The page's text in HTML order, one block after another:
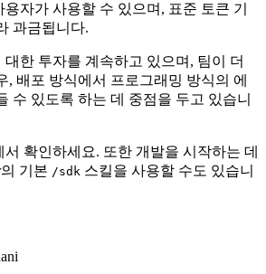
자가 사용할 수 있으며, 표준 토큰 기
과금됩니다.
대한 투자를 계속하고 있으며, 팀이 더
, 배포 방식에서 프로그래밍 방식의 에
수 있도록 하는 데 중점을 두고 있습니
서 확인하세요. 또한 개발을 시작하는 데
기본 /sdk 스킬을 사용할 수도 있습니